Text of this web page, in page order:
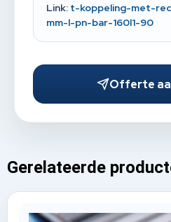
Link: t-koppeling-met-
mm-l-pn-bar-160l1-90
Offerte
Gerelateerde